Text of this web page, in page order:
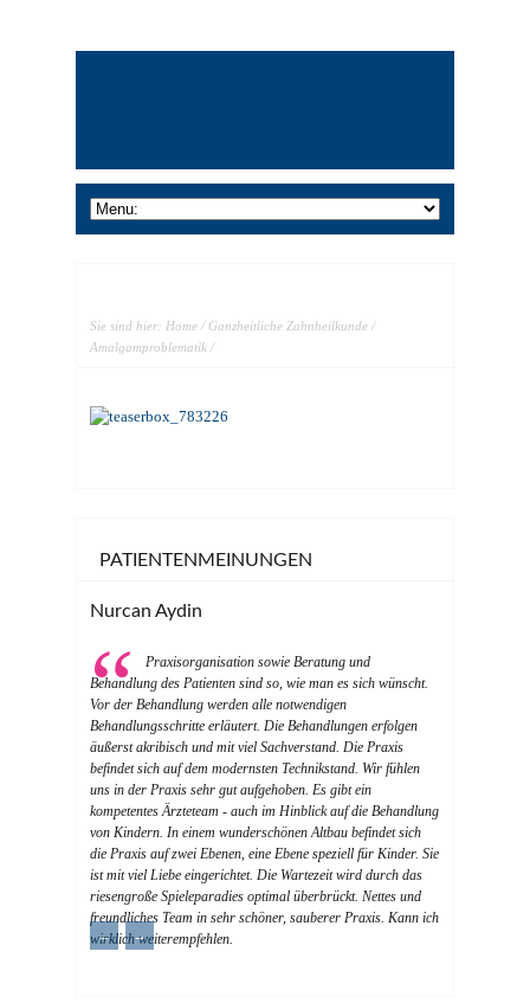
Sie sind hier: Home / Ganzheitliche Zahnheilkunde /
Amalgamproblematik /
PATIENTENMEINUNGEN
Nurcan Aydin
Praxisorganisation sowie Beratung und
Behandlung des Patienten sind so, wie man es sich wünscht.
Vor der Behandlung werden alle notwendigen
Behandlungsschritte erläutert. Die Behandlungen erfolgen
äußerst akribisch und mit viel Sachverstand. Die Praxis
befindet sich auf dem modernsten Technikstand. Wir fühlen
uns in der Praxis sehr gut aufgehoben. Es gibt ein
kompetentes Ärzteteam - auch im Hinblick auf die Behandlung
von Kindern. In einem wunderschönen Altbau befindet sich
die Praxis auf zwei Ebenen, eine Ebene speziell für Kinder. Sie
ist mit viel Liebe eingerichtet. Die Wartezeit wird durch das
riesengroße Spieleparadies optimal überbrückt. Nettes und
freundliches Team in sehr schöner, sauberer Praxis. Kann ich
wirklich weiterempfehlen.
← →